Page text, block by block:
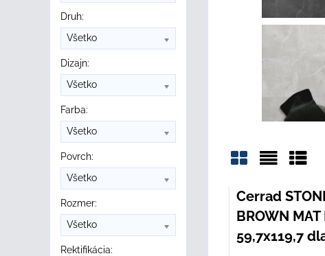
Mriežka
Cerrad
BROWN MAT
59,7x119,7
Druh:
Všetko
Dizajn:
Všetko
Farba:
Všetko
Povrch:
Všetko
Rozmer:
Všetko
Rektifikácia: